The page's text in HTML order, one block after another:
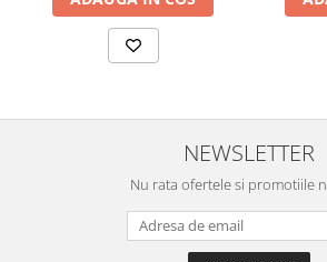
NEWSLETTER
Nu rata ofertele si promotiile